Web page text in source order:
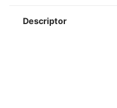
Descriptor